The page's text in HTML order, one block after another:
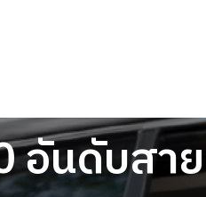
อันดับสา